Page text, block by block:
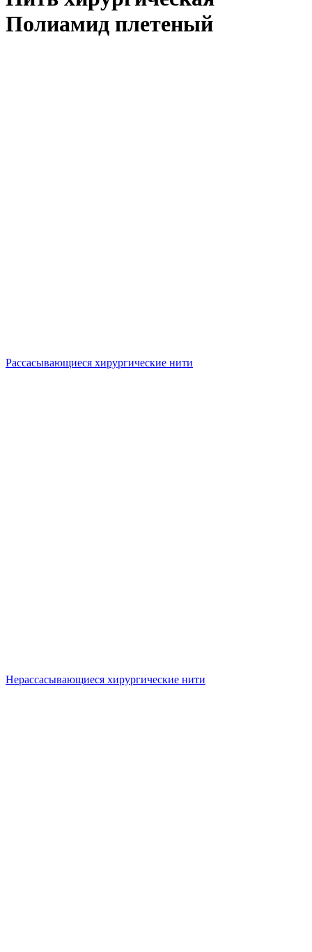
Полиамид плетеный
Рассасывающиеся хирургические нити
Нерассасывающиеся хирургические нити